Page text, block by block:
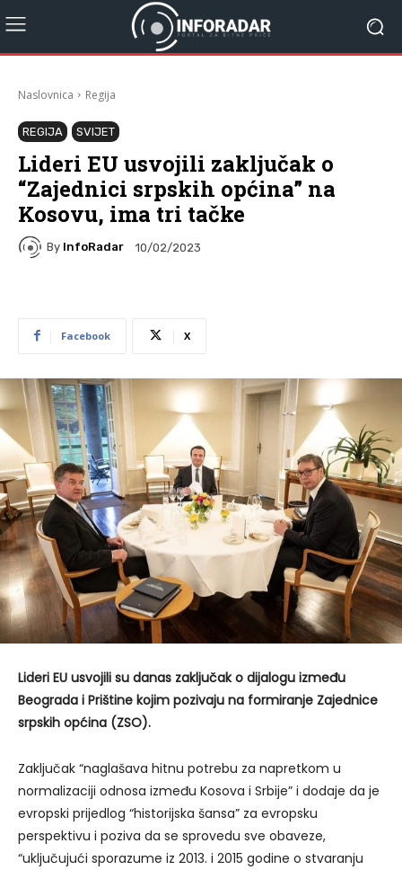
Naslovnica Regija
REGIJA SVIJET
Lideri EU usvojili zaključak o
“Zajednici srpskih općina” na
Kosovu, ima tri tačke
By InfoRadar 10/02/2023
Facebook X
Lideri EU usvojili su danas zaključak o dijalogu između
Beograda i Prištine kojim pozivaju na formiranje Zajednice
srpskih općina (ZSO).
Zaključak “naglašava hitnu potrebu za napretkom u
normalizaciji odnosa između Kosova i Srbije” i dodaje da je
evropski prijedlog “historijska šansa” za evropsku
perspektivu i poziva da se sprovedu sve obaveze,
“uključujući sporazume iz 2013. i 2015 godine o stvaranju